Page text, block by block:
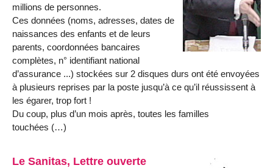
millions de personnes.
Ces données (noms, adresses, dates de
naissances des enfants et de leurs
parents, coordonnées bancaires
complètes, n° identifiant national
d’assurance ...) stockées sur 2 disques durs ont été envoyées
à plusieurs reprises par la poste jusqu’à ce qu’il réussissent à
les égarer, trop fort !
Du coup, plus d’un mois après, toutes les familles
touchées (…)
Le Sanitas, Lettre ouverte